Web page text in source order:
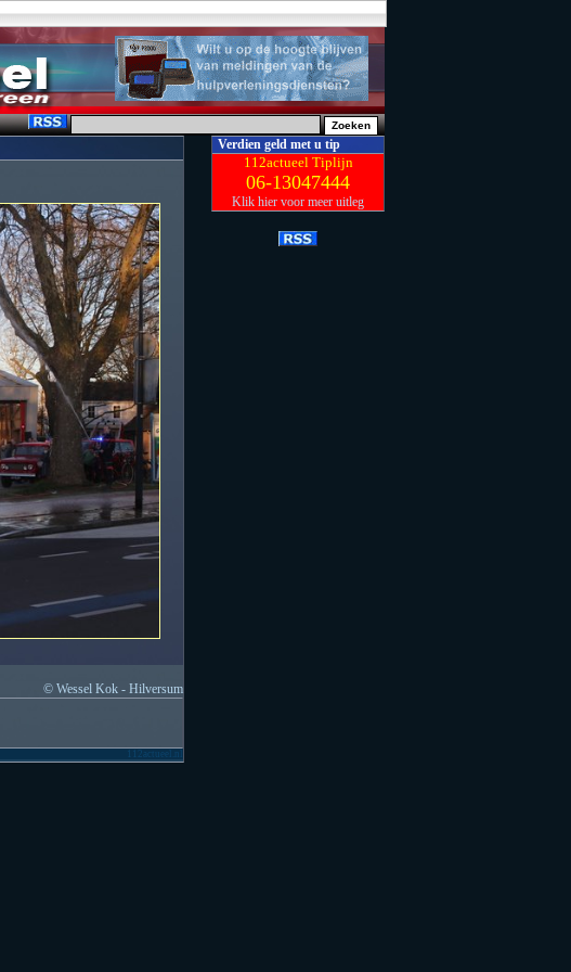
© Wessel Kok - Hilversum
112actueel.nl
Verdien geld met u tip
112actueel Tiplijn
06-13047444
Klik hier voor meer uitleg